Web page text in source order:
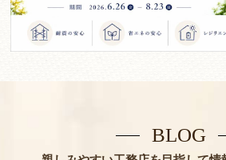
BLOG